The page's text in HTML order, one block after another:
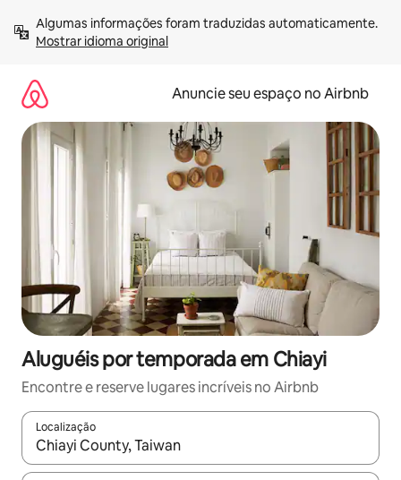
para
Mostrar idioma original
Anuncie seu espaço no Airbnb
Aluguéis por temporada em Chiayi
Encontre e reserve lugares incríveis no Airbnb
Localização
Quando os resultados estiverem disponíveis, explore-os